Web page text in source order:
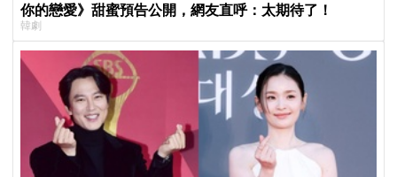
你的戀愛》甜蜜預告公開，網友直呼：太期待了！
韓劇